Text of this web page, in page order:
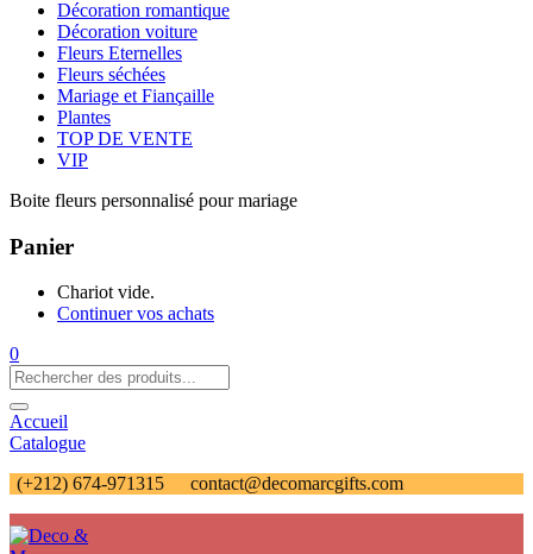
Décoration romantique
Décoration voiture
Fleurs Eternelles
Fleurs séchées
Mariage et Fiançaille
Plantes
TOP DE VENTE
VIP
Boite fleurs personnalisé pour mariage
Panier
Chariot vide.
Continuer vos achats
0
Accueil
Catalogue
(+212) 674-971315
contact@decomarcgifts.com